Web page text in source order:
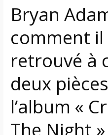
Bryan
comment il
retrouvé à
deux
l’album «
The Night »
l’album
« Creatures
Of
Night »
KISS
+
écoute
des